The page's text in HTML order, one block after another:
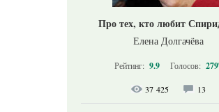
Про тех, кто любит
Елена Долгачёва
Рейтинг: 9.9 Голосов:
37 425 13